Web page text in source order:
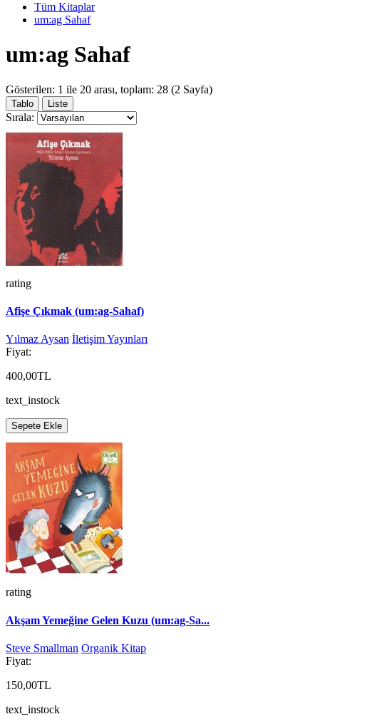
Tüm Kitaplar
um:ag Sahaf
um:ag Sahaf
Gösterilen: 1 ile 20 arası, toplam: 28 (2 Sayfa)
Tablo Liste
Sırala:
rating
Afişe Çıkmak (um:ag-Sahaf)
Yılmaz Aysan İletişim Yayınları
Fiyat:
400,00TL
text_instock
Sepete Ekle
rating
Akşam Yemeğine Gelen Kuzu (um:ag-Sa...
Steve Smallman Organik Kitap
Fiyat:
150,00TL
text_instock